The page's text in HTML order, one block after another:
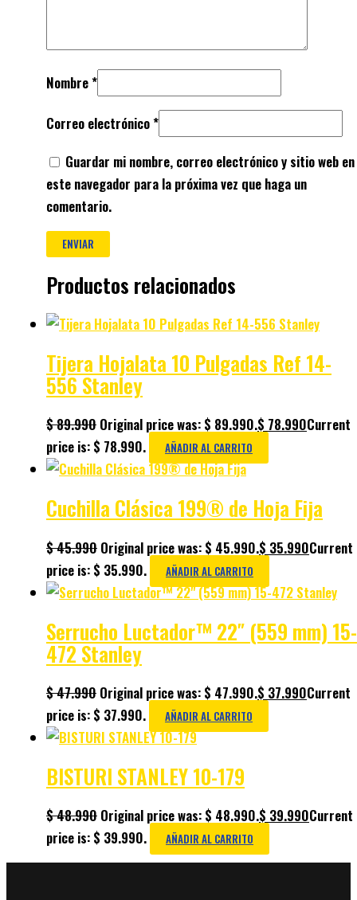
Nombre*
Correo electrónico*
Guardar mi nombre, correo electrónico y sitio web en
este navegador para la próxima vez que haga un
comentario.
Productos relacionados
Tijera Hojalata 10 Pulgadas Ref 14-
556 Stanley
$89.990 Original price was: $ 89.990.$ 78.990Current
price is: $ 78.990.
AÑADIR AL CARRITO
Cuchilla Clásica 199® de Hoja Fija
$45.990 Original price was: $ 45.990.$ 35.990Current
price is: $ 35.990.
AÑADIR AL CARRITO
Serrucho Luctador™ 22″ (559 mm) 15-
472 Stanley
$47.990 Original price was: $ 47.990.$ 37.990Current
price is: $ 37.990.
AÑADIR AL CARRITO
BISTURI STANLEY 10-179
$48.990 Original price was: $ 48.990.$ 39.990Current
price is: $ 39.990.
AÑADIR AL CARRITO